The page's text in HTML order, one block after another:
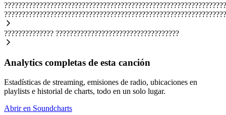
?????????????? ???????????????????????????????????
Analytics completas de esta canción
Estadísticas de streaming, emisiones de radio, ubicaciones en
playlists e historial de charts, todo en un solo lugar.
Abrir en Soundcharts